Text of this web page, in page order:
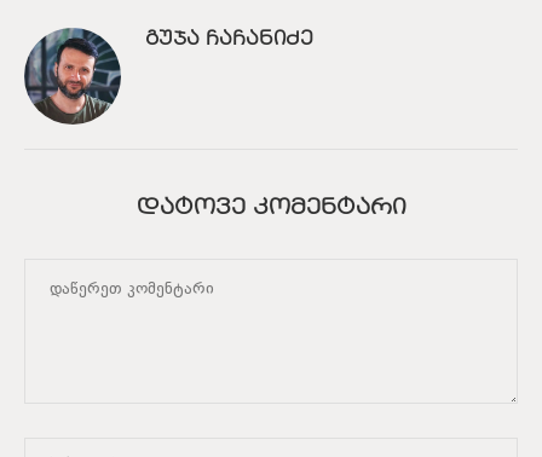
ᲒᲣᲯᲐ ᲩᲐᲩᲐᲜᲘᲫᲔ
ᲓᲐᲢᲝᲕᲔ ᲙᲝᲛᲔᲜᲢᲐᲠᲘ